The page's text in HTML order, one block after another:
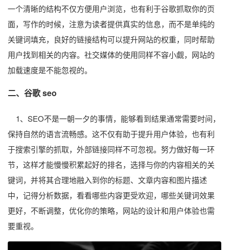
一个清晰的结构不仅方便用户浏览，也有利于谷歌抓取你的页
面，写作的时候，注意为读者提供真实的信息，而不是单纯的
关键词填充，良好的链接结构可以提升网站的权重，同时帮助
用户找到相关的内容。社交媒体的使用同样不容小觑，网站的
加载速度是不能忽视的。
二、谷歌 seo
1、SEO不是一朝一夕的事情，能够看到结果通常需要时间，
保持自然的语言流畅感。这不仅有助于提升用户体验，也有利
于搜索引擎的抓取，外部链接同样不可忽视。努力做好每一环
节，这样才能慢慢积累起好的排名，选择与你的内容相关的关
键词，并将其合理地融入到你的标题、文章内容和图片描述
中，记得分析数据，看看哪些内容更受欢迎，哪些关键词效果
更好，不断调整，优化你的策略，网站的设计和用户体验也需
要重视。